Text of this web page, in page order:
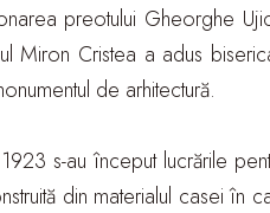
preotului Gheorghe
Miron Cristea a adus
de arhitectură.
s-au început lucrările
din materialul casei în